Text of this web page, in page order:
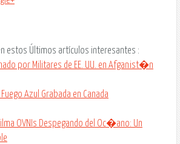
estos Últimos artículos interesantes :
por Militares de EE. UU. en Afganist�n
Azul Grabada en Canada
OVNIs Despegando del Oc�ano: Un